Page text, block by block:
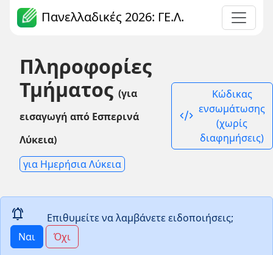
Πανελλαδικές 2026: ΓΕ.Λ.
Πληροφορίες
Τμήματος (για
εισαγωγή από Εσπερινά
Λύκεια)
για Ημερήσια Λύκεια
code_xml
Κώδικας
ενσωμάτωσης
(χωρίς
διαφημήσεις)
notifications_active
Επιθυμείτε να λαμβάνετε ειδοποιήσεις;
Ναι
Όχι